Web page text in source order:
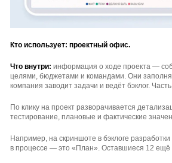
Кто использует: проектный офис.
Что внутри:информация о ходе проекта —
целями, бюджетами и командами. Они
компания заводит задачи и ведёт бэклог.
По клику на проект разворачивается
тестирование, плановые и фактические
Например, на скриншоте в бэклоге
в процессе — это «План». Оставшиеся 12